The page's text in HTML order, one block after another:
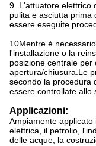
9. L'attuatore elettrico
pulita e asciutta prima
essere eseguite
10Mentre è
l'installazione o la
posizione centrale
apertura/chiusura.Le
secondo la procedura
essere controllate allo
Applicazioni:
Ampiamente
elettrica, il petrolio,
delle acque, la